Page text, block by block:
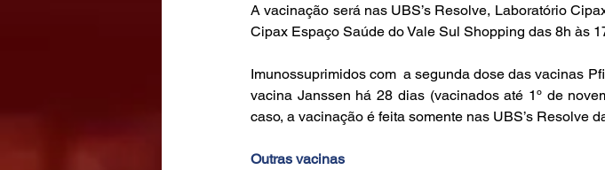
A vacinação será nas UBS’s Resolve, Laboratório
Cipax Espaço Saúde do Vale Sul Shopping das 8h às
Imunossuprimidos com  a segunda dose das vacinas
vacina Janssen há 28 dias (vacinados até 1º de
caso, a vacinação é feita somente nas UBS’s Resolve
Outras vacinas